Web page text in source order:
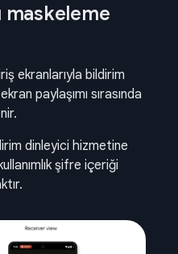
maskeleme
ekranlarıyla bildirim
paylaşımı sırasında
dinleyici hizmetine
şifre içeriği